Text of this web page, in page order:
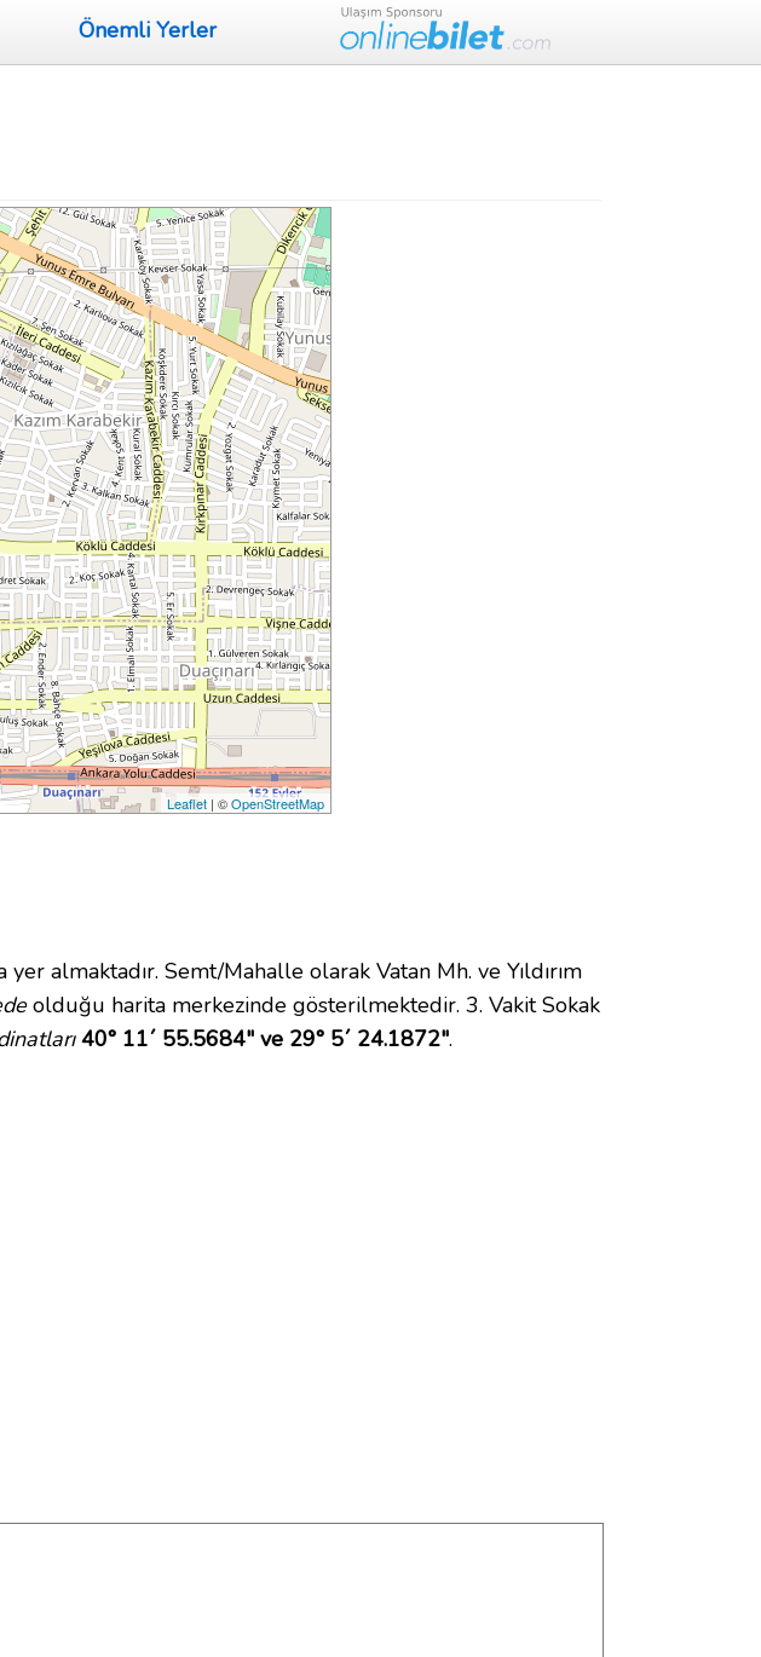
Önemli Yerler
Leaflet | ©OpenStreetMap
almaktadır. Semt/Mahalle olarak Vatan Mh. ve Yıldırım
olduğu harita merkezinde gösterilmektedir. 3. Vakit Sokak
40° 11´ 55.5684" ve 29° 5´ 24.1872".